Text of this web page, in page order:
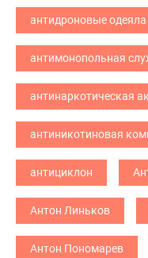
антидроновые одеяла
антимонопольная
антинаркотическая
антиникотиновая
антициклон
Антон Линьков
Антон Пономарев